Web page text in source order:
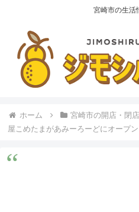
宮崎市の生活
ホーム 宮崎市の開店・閉
屋こめたまがあみーろーどにオープン